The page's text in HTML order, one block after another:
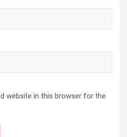
website in this browser for the